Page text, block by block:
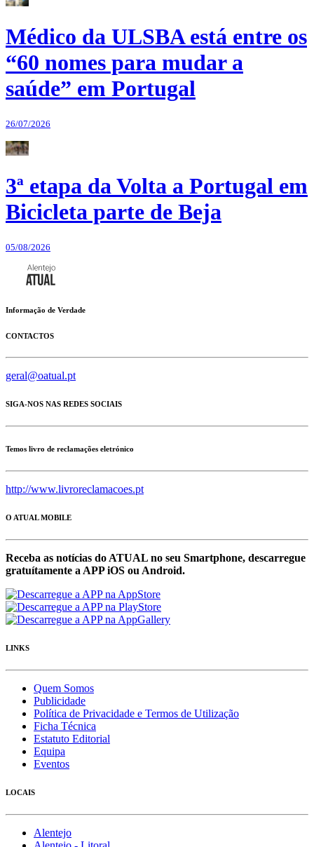
Médico da ULSBA está entre os
“60 nomes para mudar a
saúde” em Portugal
26/07/2026
3ª etapa da Volta a Portugal em
Bicicleta parte de Beja
05/08/2026
Informação de Verdade
CONTACTOS
geral@oatual.pt
SIGA-NOS NAS REDES SOCIAIS
Temos livro de reclamações eletrónico
http://www.livroreclamacoes.pt
O ATUAL MOBILE
Receba as notícias do ATUAL no seu Smartphone, descarregue
gratuítamente a APP iOS ou Android.
LINKS
Quem Somos
Publicidade
Política de Privacidade e Termos de Utilização
Ficha Técnica
Estatuto Editorial
Equipa
Eventos
LOCAIS
Alentejo